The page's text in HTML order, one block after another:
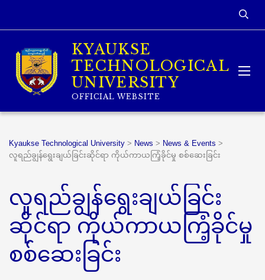
KYAUKSE
TECHNOLOGICAL
UNIVERSITY
OFFICIAL WEBSITE
Kyaukse Technological University > News > News & Events >
လူရည်ချွန်ရွေးချယ်ခြင်းဆိုင်ရာ ကိုယ်ကာယကြံ့ခိုင်မှု စစ်ဆေးခြင်း
လူရည်ချွန်ရွေးချယ်ခြင်း
ဆိုင်ရာ ကိုယ်ကာယကြံ့ခိုင်မှု
စစ်ဆေးခြင်း